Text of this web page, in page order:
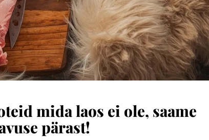
mida laos ei ole, saame
pärast!